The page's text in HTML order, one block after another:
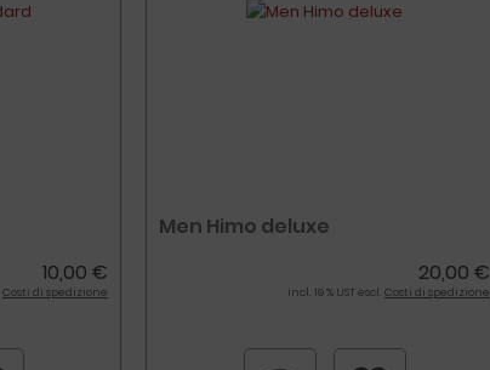
10,00 €
Costi di spedizione
Men Himo deluxe
20,00 €
incl. 19 % UST escl. Costi di spedizione